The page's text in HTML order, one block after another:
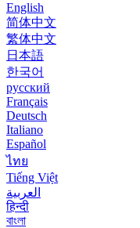
English
简体中文
繁体中文
日本語
한국어
русский
Français
Deutsch
Italiano
Español
ไทย
Tiếng Việt
العربية
हिन्दी
বাংলা